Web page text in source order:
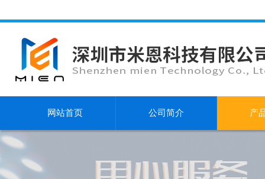
网站首页 公司简介 产